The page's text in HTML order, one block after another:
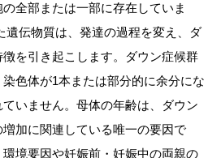
全部または一部に存在していま
遺伝物質は、発達の過程を変え、ダ
を引き起こします。ダウン症候群
色体が1本または部分的に余分にな
いません。母体の年齢は、ダウン
加に関連している唯一の要因で
境要因や妊娠前・妊娠中の両親の